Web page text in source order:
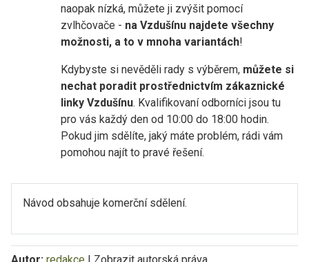
naopak nízká, můžete ji zvýšit pomocí
zvlhčovače - na Vzdušínu najdete všechny
možnosti, a to v mnoha variantách!
Kdybyste si nevěděli rady s výběrem, můžete si
nechat poradit prostřednictvím zákaznické
linky Vzdušínu. Kvalifikovaní odborníci jsou tu
pro vás každý den od 10:00 do 18:00 hodin.
Pokud jim sdělíte, jaký máte problém, rádi vám
pomohou najít to pravé řešení.
Návod obsahuje komerční sdělení.